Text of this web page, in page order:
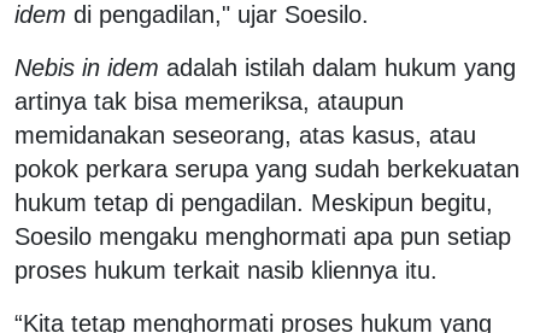
idem di pengadilan," ujar Soesilo.
Nebis in idem adalah istilah dalam hukum yang
artinya tak bisa memeriksa, ataupun
memidanakan seseorang, atas kasus, atau
pokok perkara serupa yang sudah berkekuatan
hukum tetap di pengadilan. Meskipun begitu,
Soesilo mengaku menghormati apa pun setiap
proses hukum terkait nasib kliennya itu.
“Kita tetap menghormati proses hukum yang